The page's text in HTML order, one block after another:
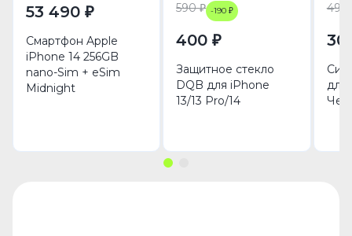
53 490 ₽
Смартфон Apple
iPhone 14 256GB
nano-Sim + eSim
Midnight
590 ₽ -190 ₽
400 ₽
Защитное стекло
DQB для iPhone
13/13 Pro/14
490
для